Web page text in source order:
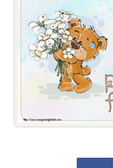
Felicitari muzicale
Felicitari muzicale
Felicitari animate
Invitatii personalizate